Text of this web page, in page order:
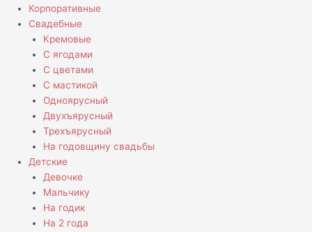
Корпоративные
Свадебные
Кремовые
С ягодами
С цветами
С мастикой
Одноярусный
Двухъярусный
Трехъярусный
На годовщину свадьбы
Детские
Девочке
Мальчику
На годик
На 2 года